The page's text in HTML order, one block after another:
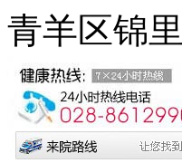
青羊区锦